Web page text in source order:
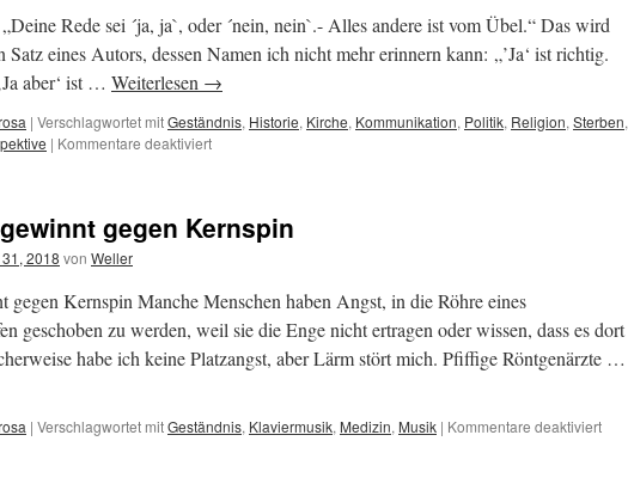
Rede sei ´ja, ja`, oder ´nein, nein`.- Alles andere ist vom Übel.“ Das wird
Satz eines Autors, dessen Namen ich nicht mehr erinnern kann: „’Ja‘ ist richtig.
aber‘ ist … Weiterlesen →
| Verschlagwortet mitGeständnis, Historie, Kirche, Kommunikation, Politik, Religion, Sterben,
| Kommentare deaktiviertfür
wir
ehrlich
wären?
gegen Kernspin
2018 von Weller
gegen Kernspin Manche Menschen haben Angst, in die Röhre eines
geschoben zu werden, weil sie die Enge nicht ertragen oder wissen, dass es dort
habe ich keine Platzangst, aber Lärm stört mich. Pfiffige Röntgenärzte …
| Verschlagwortet mitGeständnis, Klaviermusik, Medizin, Musik | Kommentare deaktiviertfür